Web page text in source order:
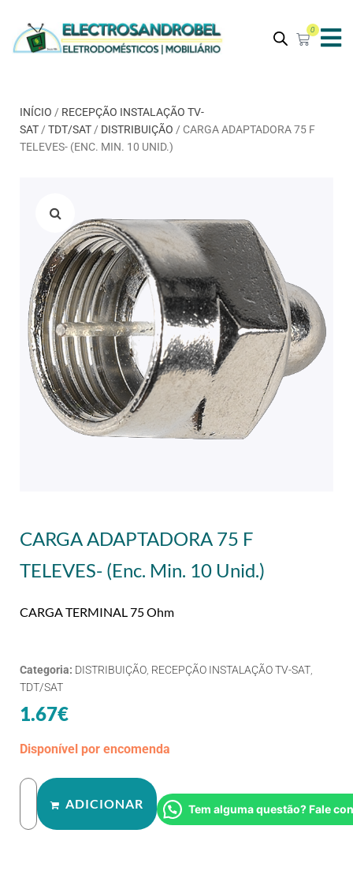
0
INÍCIO / RECEPÇÃO INSTALAÇÃO TV-
SAT / TDT/SAT / DISTRIBUIÇÃO / CARGA ADAPTADORA 75 F
TELEVES- (ENC. MIN. 10 UNID.)
CARGA ADAPTADORA 75 F
TELEVES- (Enc. Min. 10 Unid.)
CARGA TERMINAL 75 Ohm
Categoria: DISTRIBUIÇÃO RECEPÇÃO INSTALAÇÃO TV-SAT
TDT/SAT
1.67€
Disponível por encomenda
ADICIONAR Tem alguma questão? Fale